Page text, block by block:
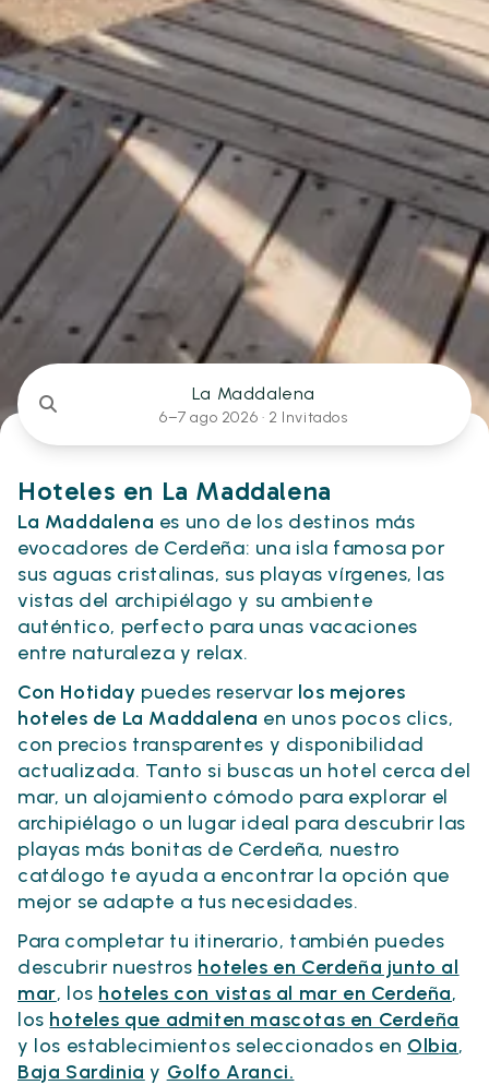
La Maddalena
6–7 ago 2026 · 2 Invitados
Hoteles en La Maddalena
La Maddalena es uno de los destinos más
evocadores de Cerdeña: una isla famosa por
sus aguas cristalinas, sus playas vírgenes, las
vistas del archipiélago y su ambiente
auténtico, perfecto para unas vacaciones
entre naturaleza y relax.
Con Hotiday puedes reservar los mejores
hoteles de La Maddalena en unos pocos clics,
con precios transparentes y disponibilidad
actualizada. Tanto si buscas un hotel cerca del
mar, un alojamiento cómodo para explorar el
archipiélago o un lugar ideal para descubrir las
playas más bonitas de Cerdeña, nuestro
catálogo te ayuda a encontrar la opción que
mejor se adapte a tus necesidades.
Para completar tu itinerario, también puedes
descubrir nuestros hoteles en Cerdeña junto al
mar, los hoteles con vistas al mar en Cerdeña,
los hoteles que admiten mascotas en Cerdeña
y los establecimientos seleccionados en Olbia,
Baja Sardinia y Golfo Aranci.